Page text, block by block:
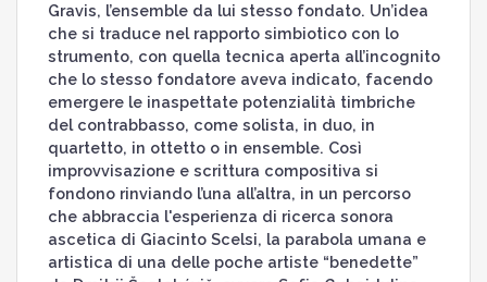
Gravis, l’ensemble da lui stesso fondato. Un’idea
che si traduce nel rapporto simbiotico con lo
strumento, con quella tecnica aperta all’incognito
che lo stesso fondatore aveva indicato, facendo
emergere le inaspettate potenzialità timbriche
del contrabbasso, come solista, in duo, in
quartetto, in ottetto o in ensemble. Così
improvvisazione e scrittura compositiva si
fondono rinviando l’una all’altra, in un percorso
che abbraccia l'esperienza di ricerca sonora
ascetica di Giacinto Scelsi, la parabola umana e
artistica di una delle poche artiste “benedette”